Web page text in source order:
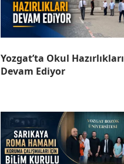
Yozgat’ta Okul Hazırlıkları
Devam Ediyor